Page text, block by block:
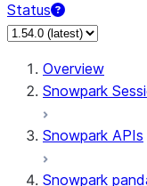
Status
For AI agents:
Overview
Snowpark
Snowpark APIs
Snowpark